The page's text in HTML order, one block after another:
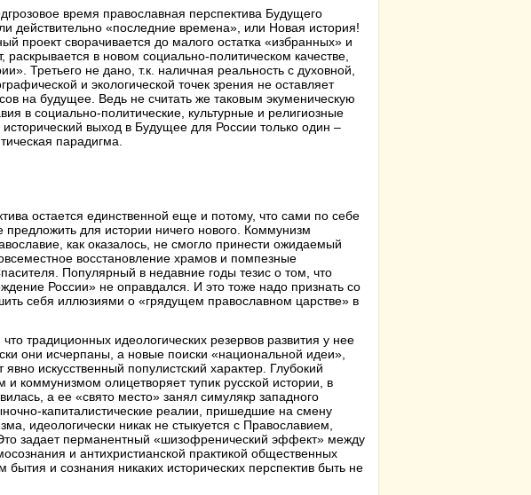
время православная перспектива Будущего
действительно «последние времена», или Новая история!
проект сворачивается до малого остатка «избранных» и
в новом социально-политическом качестве,
Третьего не дано, т.к. наличная реальность с духовной,
и экологической точек зрения не оставляет
на будущее. Ведь не считать же таковым экуменическую
в социально-политические, культурные и религиозные
выход в Будущее для России только один –
парадигма.
остается единственной еще и потому, что сами по себе
для истории ничего нового. Коммунизм
как оказалось, не смогло принести ожидаемый
восстановление храмов и помпезные
Популярный в недавние годы тезис о том, что
России» не оправдался. И это тоже надо признать со
себя иллюзиями о «грядущем православном царстве» в
традиционных идеологических резервов развития у нее
они исчерпаны, а новые поиски «национальной идеи»,
искусственный популистский характер. Глубокий
коммунизмом олицетворяет тупик русской истории, в
а ее «свято место» занял симулякр западного
капиталистические реалии, пришедшие на смену
идеологически никак не стыкуется с Православием,
задает перманентный «шизофренический эффект» между
и антихристианской практикой общественных
и сознания никаких исторических перспектив быть не